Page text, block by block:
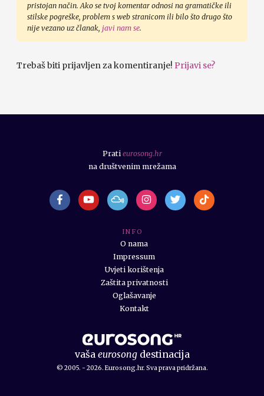
pristojan način. Ako se tvoj komentar odnosi na gramatičke ili
stilske pogreške, problem s web stranicom ili bilo što drugo što
nije vezano uz članak, javi nam se.
Trebaš biti prijavljen za komentiranje! Prijavi se?
vaša eurosongdestinacija
© 2005. - 2026. Eurosong.hr. Sva prava pridržana.
I N F O
O nama
Impressum
Uvjeti korištenja
Zaštita privatnosti
Oglašavanje
Kontakt
Prati eurosong.hr
na društvenim mrežama